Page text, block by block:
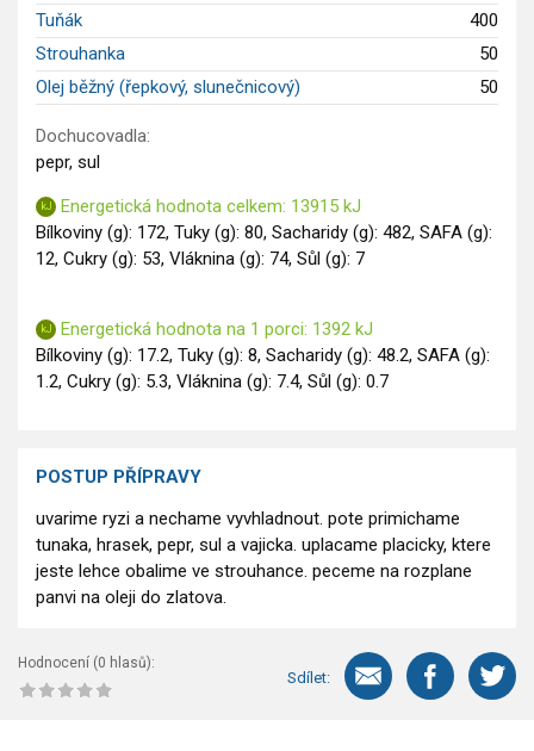
Tuňák
400
Strouhanka
50
Olej běžný (řepkový, slunečnicový)
50
Dochucovadla:
pepr, sul
Energetická hodnota celkem: 13915 kJ
Bílkoviny (g): 172, Tuky (g): 80, Sacharidy (g): 482, SAFA (g):
12, Cukry (g): 53, Vláknina (g): 74, Sůl (g): 7
Energetická hodnota na 1 porci: 1392 kJ
Bílkoviny (g): 17.2, Tuky (g): 8, Sacharidy (g): 48.2, SAFA (g):
1.2, Cukry (g): 5.3, Vláknina (g): 7.4, Sůl (g): 0.7
POSTUP PŘÍPRAVY
uvarime ryzi a nechame vyvhladnout. pote primichame
tunaka, hrasek, pepr, sul a vajicka. uplacame placicky, ktere
jeste lehce obalime ve strouhance. peceme na rozplane
panvi na oleji do zlatova.
Hodnocení (0 hlasů):
Sdílet: